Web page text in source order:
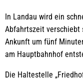
In Landau wird ein
Abfahrtszeit verschiebt
Ankunft um fünf
am Hauptbahnhof
Die Haltestelle